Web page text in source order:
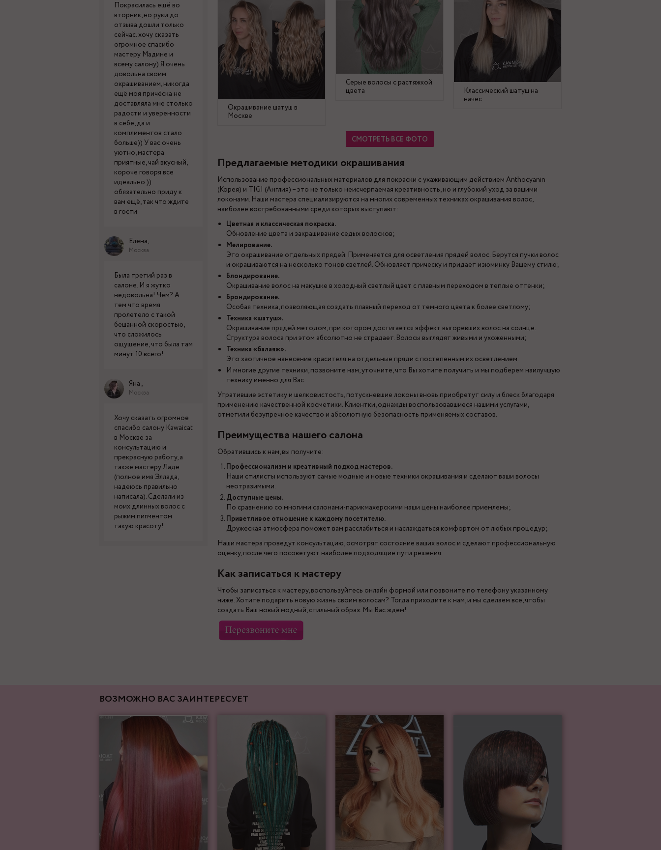
Покрасилась ещё во
вторник, но руки до
отзыва дошли только
сейчас. хочу сказать
огромное спасибо
мастеру Мадине и
всему салону) Я очень
довольна своим
окрашиванием, никогда
ещё моя причёска не
доставляла мне столько
радости и уверенности
в себе, да и
комплиментов стало
больше)) У вас очень
уютно, мастера
приятные, чай вкусный,
короче говоря все
идеально ))
обязательно приду к
вам ещё, так что ждите
в гости
Елена,
Москва
Была третий раз в
салоне. И я жутко
недовольна! Чем? А
тем что время
пролетело с такой
бешанной скоростью,
что сложилось
ощущение, что была там
минут 10 всего!
Яна ,
Москва
Хочу сказать огромное
спасибо салону Kawaicat
в Москве за
консультацию и
прекрасную работу, а
также мастеру Ладе
(полное имя Эллада,
надеюсь правильно
написала). Сделали из
моих длинных волос с
рыжим пигментом
такую красоту!
Серые волосы с растяжкой
цвета
Классический шатуш на
начес
Окрашивание шатуш в
Москве
СМОТРЕТЬ ВСЕ ФОТО
Предлагаемые методики окрашивания
Использование профессиональных материалов для покраски с ухаживающим действием Anthocyanin
(Корея) и TIGI (Англия) – это не только неисчерпаемая креативность, но и глубокий уход за вашими
локонами. Наши мастера специализируются на многих современных техниках окрашивания волос,
наиболее востребованными среди которых выступают:
Цветная и классическая покраска.
Обновление цвета и закрашивание седых волосков;
Мелирование.
Это окрашивание отдельных прядей. Применяется для осветления прядей волос. Берутся пучки волос
и окрашиваются на несколько тонов светлей. Обновляет прическу и придает изюминку Вашему стилю;
Блондирование.
Окрашивание волос на макушке в холодный светлый цвет с плавным переходом в теплые оттенки;
Брондирование.
Особая техника, позволяющая создать плавный переход от темного цвета к более светлому;
Техника «шатуш».
Окрашивание прядей методом, при котором достигается эффект выгоревших волос на солнце.
Структура волоса при этом абсолютно не страдает. Волосы выглядят живыми и ухоженными;
Техника «балаяж».
Это хаотичное нанесение красителя на отдельные пряди с постепенным их осветлением.
И многие другие техники, позвоните нам, уточните, что Вы хотите получить и мы подберем наилучшую
технику именно для Вас.
Утратившие эстетику и шелковистость, потускневшие локоны вновь приобретут силу и блеск благодаря
применению качественной косметики. Клиентки, однажды воспользовавшиеся нашими услугами,
отметили безупречное качество и абсолютную безопасность применяемых составов.
Преимущества нашего салона
Обратившись к нам, вы получите:
Профессионализм и креативный подход мастеров.
Наши стилисты используют самые модные и новые техники окрашивания и сделают ваши волосы
неотразимыми.
Доступные цены.
По сравнению со многими салонами-парикмахерскими наши цены наиболее приемлемы;
Приветливое отношение к каждому посетителю.
Дружеская атмосфера поможет вам расслабиться и наслаждаться комфортом от любых процедур;
Наши мастера проведут консультацию, осмотрят состояние ваших волос и сделают профессиональную
оценку, после чего посоветуют наиболее подходящие пути решения.
Как записаться к мастеру
Чтобы записаться к мастеру, воспользуйтесь онлайн формой или позвоните по телефону указанному
ниже. Хотите подарить новую жизнь своим волосам? Тогда приходите к нам, и мы сделаем все, чтобы
создать Ваш новый модный, стильный образ. Мы Вас ждем!
ВОЗМОЖНО ВАС ЗАИНТЕРЕСУЕТ